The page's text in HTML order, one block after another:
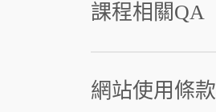
課程相關QA
網站使用條款